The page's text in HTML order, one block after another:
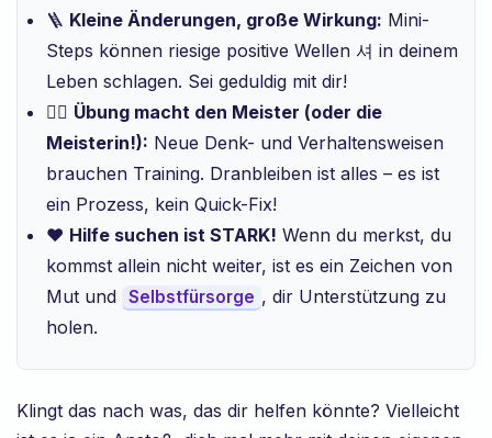
🪜 Kleine Änderungen, große Wirkung: Mini-
Steps können riesige positive Wellen 셔 in deinem
Leben schlagen. Sei geduldig mit dir!
🏋️‍♂️ Übung macht den Meister (oder die
Meisterin!): Neue Denk- und Verhaltensweisen
brauchen Training. Dranbleiben ist alles – es ist
ein Prozess, kein Quick-Fix!
❤️ Hilfe suchen ist STARK! Wenn du merkst, du
kommst allein nicht weiter, ist es ein Zeichen von
Mut und Selbstfürsorge , dir Unterstützung zu
holen.
Klingt das nach was, das dir helfen könnte? Vielleicht